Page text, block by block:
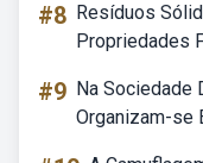
#8 Resíduos
Propriedades
#9 Na Sociedade
Organizam-se